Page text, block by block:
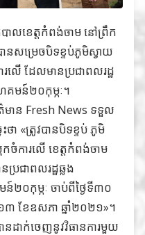
លខេត្តកំពង់ចាម នៅព្រឹក
នសម្រេចបិទខ្ទប់ភូមិស្វាយ
លើ ដែលមានប្រជាពលរដ្ឋ
គមន៍២០កុម្ភៈ។
មាន Fresh News ទទួល
ថា «ត្រូវបានបិទខ្ទប់ ភូមិ
ចំការលើ ខេត្តកំពង់ចាម
រជាពលរដ្ឋឆ្លង
២០កុម្ភៈ ចាប់ពីថ្ងៃទី៣០
៣ ខែឧសភា ឆ្នាំ២០២១»។
នដាក់ចេញនូវវិធានការមួយ